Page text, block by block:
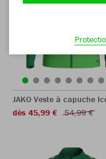
JAKO Veste à capuche
dès 45,99 €
54,99 €